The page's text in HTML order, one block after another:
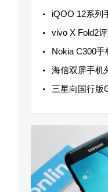
iQOO 12系列手机曝光：
vivo X Fold2评测：支持
Nokia C300手机现身
海信双屏手机外观设计专
三星向国行版Galaxy